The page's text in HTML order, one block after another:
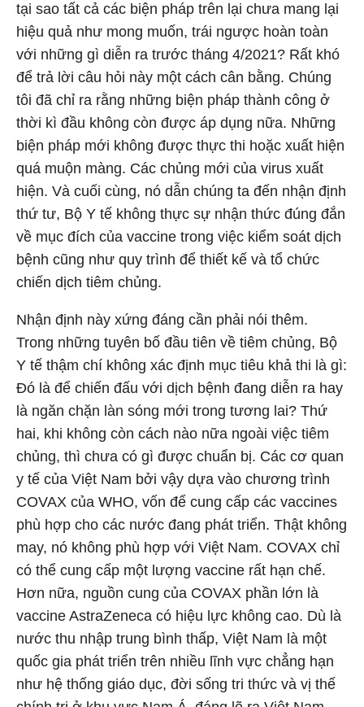
tại sao tất cả các biện pháp trên lại chưa mang lại
hiệu quả như mong muốn, trái ngược hoàn toàn
với những gì diễn ra trước tháng 4/2021? Rất khó
để trả lời câu hỏi này một cách cân bằng. Chúng
tôi đã chỉ ra rằng những biện pháp thành công ở
thời kì đầu không còn được áp dụng nữa. Những
biện pháp mới không được thực thi hoặc xuất hiện
quá muộn màng. Các chủng mới của virus xuất
hiện. Và cuối cùng, nó dẫn chúng ta đến nhận định
thứ tư, Bộ Y tế không thực sự nhận thức đúng đắn
về mục đích của vaccine trong việc kiểm soát dịch
bệnh cũng như quy trình để thiết kế và tổ chức
chiến dịch tiêm chủng.
Nhận định này xứng đáng cần phải nói thêm.
Trong những tuyên bố đầu tiên về tiêm chủng, Bộ
Y tế thậm chí không xác định mục tiêu khả thi là gì:
Đó là để chiến đấu với dịch bệnh đang diễn ra hay
là ngăn chặn làn sóng mới trong tương lai? Thứ
hai, khi không còn cách nào nữa ngoài việc tiêm
chủng, thì chưa có gì được chuẩn bị. Các cơ quan
y tế của Việt Nam bởi vậy dựa vào chương trình
COVAX của WHO, vốn để cung cấp các vaccines
phù hợp cho các nước đang phát triển. Thật không
may, nó không phù hợp với Việt Nam. COVAX chỉ
có thể cung cấp một lượng vaccine rất hạn chế.
Hơn nữa, nguồn cung của COVAX phần lớn là
vaccine AstraZeneca có hiệu lực không cao. Dù là
nước thu nhập trung bình thấp, Việt Nam là một
quốc gia phát triển trên nhiều lĩnh vực chẳng hạn
như hệ thống giáo dục, đời sống tri thức và vị thế